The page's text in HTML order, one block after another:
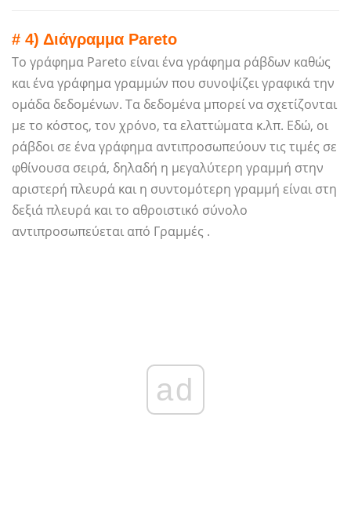
# 4) Διάγραμμα Pareto
Το γράφημα Pareto είναι ένα γράφημα ράβδων καθώς
και ένα γράφημα γραμμών που συνοψίζει γραφικά την
ομάδα δεδομένων. Τα δεδομένα μπορεί να σχετίζονται
με το κόστος, τον χρόνο, τα ελαττώματα κ.λπ. Εδώ, οι
ράβδοι σε ένα γράφημα αντιπροσωπεύουν τις τιμές σε
φθίνουσα σειρά, δηλαδή η μεγαλύτερη γραμμή στην
αριστερή πλευρά και η συντομότερη γραμμή είναι στη
δεξιά πλευρά και το αθροιστικό σύνολο
αντιπροσωπεύεται από Γραμμές .
ad